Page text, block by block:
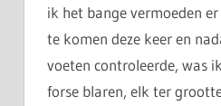
ik het bange vermoeden
te komen deze keer en
voeten controleerde, was
forse blaren, elk ter